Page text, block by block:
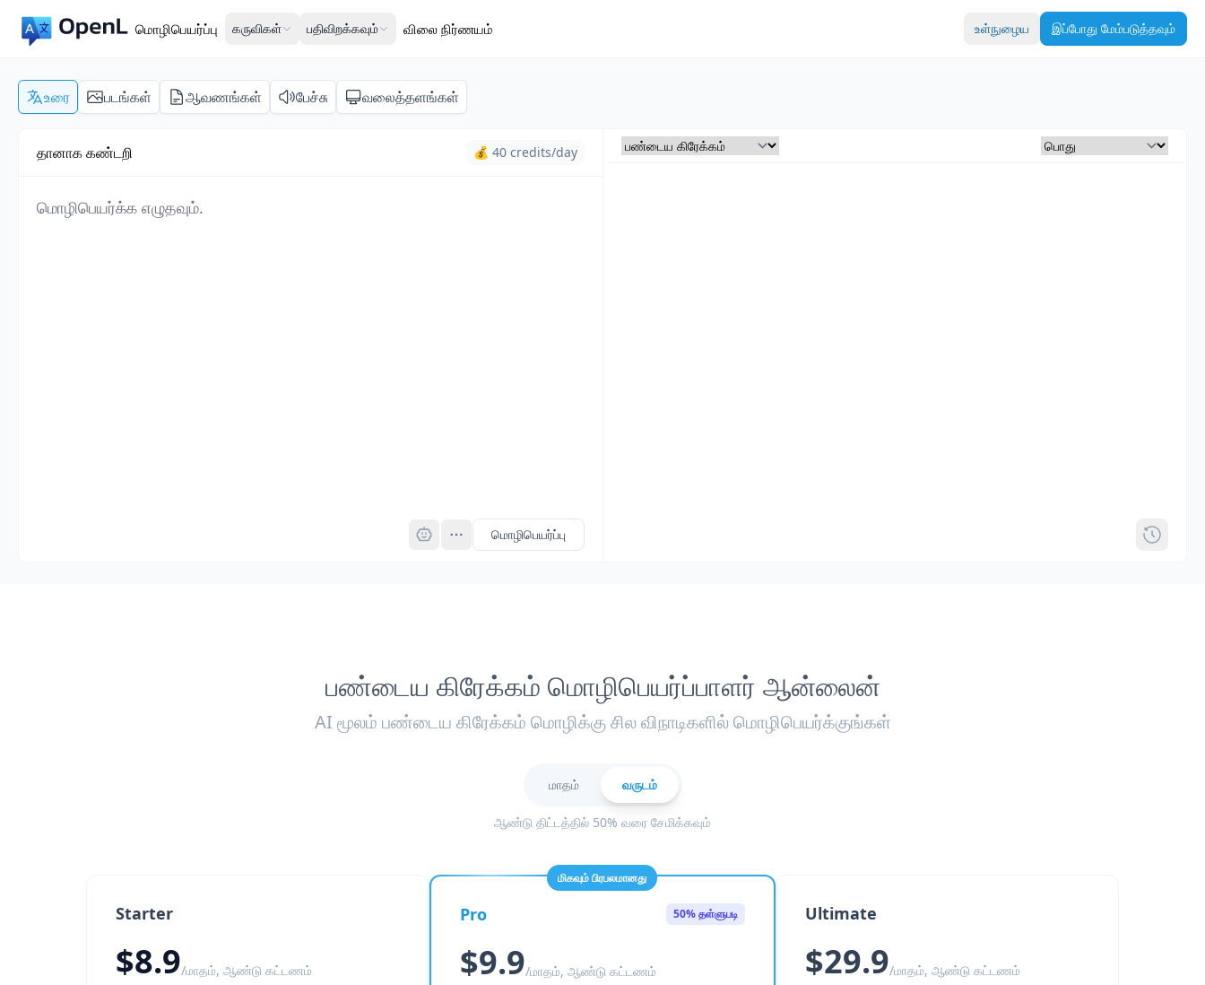
மொழிபெயர்ப்பு கருவிகள் பதிவிறக்கவும் விலை நிர்ணயம் உள்நுழைய இப்போது மேம்படுத்தவும்
உரை படங்கள் ஆவணங்கள் பேச்சு வலைத்தளங்கள்
தானாக கண்டறி 💰 40 credits/day
மொழிபெயர்ப்பு
பண்டைய கிரேக்கம் மொழிபெயர்ப்பாளர் ஆன்லைன்
AI மூலம் பண்டைய கிரேக்கம் மொழிக்கு சில விநாடிகளில் மொழிபெயர்க்குங்கள்
மாதம் வருடம்
ஆண்டு திட்டத்தில் 50% வரை சேமிக்கவும்
Starter
$8.9/மாதம், ஆண்டு கட்டணம்
மிகவும் பிரபலமானது
Pro 50% தள்ளுபடி
$9.9/மாதம், ஆண்டு கட்டணம்
Ultimate
$29.9/மாதம், ஆண்டு கட்டணம்